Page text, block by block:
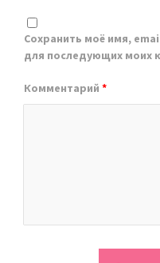
Сохранить моё имя,
для последующих моих
Комментарий *